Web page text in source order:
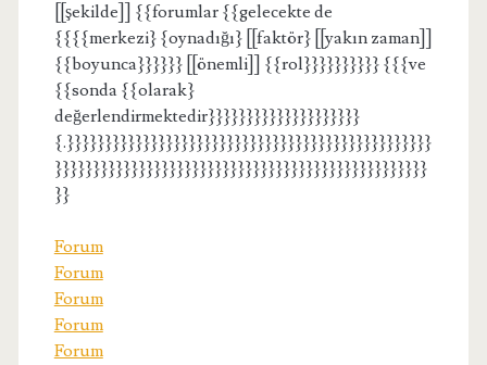
[[şekilde]] {{forumlar {{gelecekte de
{{{{merkezi} {oynadığı} [[faktör} [[yakın zaman]]
{{boyunca}}}}}} [[önemli]] {{rol}}}}}}}}}} {{{ve
{{sonda {{olarak}
değerlendirmektedir}}}}}}}}}}}}}}}}}}}}
{.}}}}}}}}}}}}}}}}}}}}}}}}}}}}}}}}}}}}}}}}}}}}}}}}
}}}}}}}}}}}}}}}}}}}}}}}}}}}}}}}}}}}}}}}}}}}}}}}}}
}}
Forum
Forum
Forum
Forum
Forum